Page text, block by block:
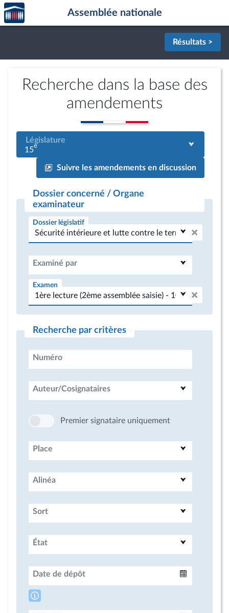
Aller au contenu
Aller en bas de la page
Accèder
à la
page
Assemblée nationale
Résultats >
Recherche dans la base des
amendements
Législature
15e
Suivre les amendements en discussion
Dossier concerné / Organe
examinateur
Dossier législatif
Examiné par
Examen
Recherche par critères
Numéro
Auteur/Cosignataires
Premier signataire uniquement
Place
Alinéa
Sort
État
Date de dépôt